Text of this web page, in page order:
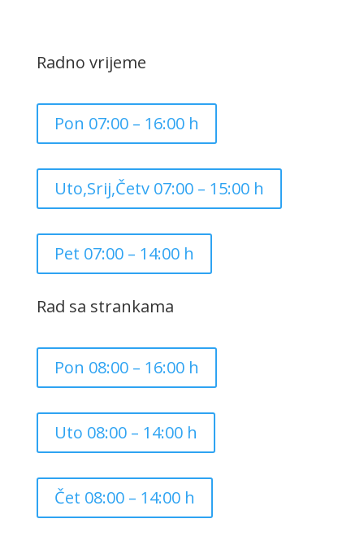
Radno vrijeme
Pon 07:00 – 16:00 h
Uto,Srij,Četv 07:00 – 15:00 h
Pet 07:00 – 14:00 h
Rad sa strankama
Pon 08:00 – 16:00 h
Uto 08:00 – 14:00 h
Čet 08:00 – 14:00 h